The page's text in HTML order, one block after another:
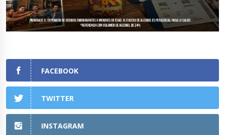
FACEBOOK
TWITTER
INSTAGRAM